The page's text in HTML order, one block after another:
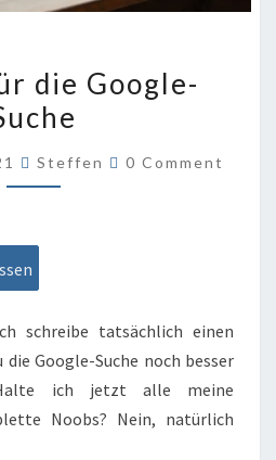
TIPPS
FÜR
GOOGLE-
die Google-
Steffen Comments
0 Comment
schreibe tatsächlich einen
Google-Suche noch besser
ich jetzt alle meine
Noobs? Nein, natürlich